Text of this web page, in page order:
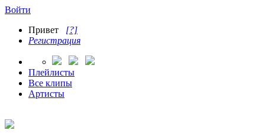
Войти
Привет [?]
Регистрация
Плейлисты
Все клипы
Артисты